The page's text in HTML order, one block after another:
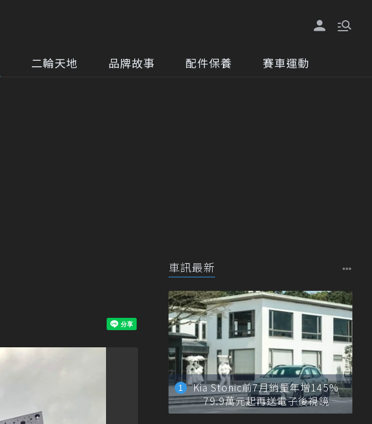
二輪天地 品牌故事 配件保養 賽車運動
車訊最新
Kia Stonic前7月銷量年增145%
79.9萬元起再送電子後視鏡